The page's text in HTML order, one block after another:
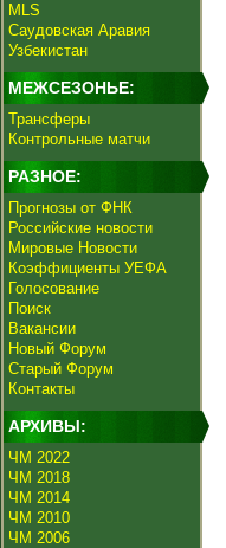
MLS
Саудовская Аравия
Узбекистан
МЕЖСЕЗОНЬЕ:
Трансферы
Контрольные матчи
РАЗНОЕ:
Прогнозы от ФНК
Российские новости
Мировые Новости
Коэффициенты УЕФА
Голосование
Поиск
Вакансии
Новый Форум
Старый Форум
Контакты
АРХИВЫ:
ЧМ 2022
ЧМ 2018
ЧМ 2014
ЧМ 2010
ЧМ 2006